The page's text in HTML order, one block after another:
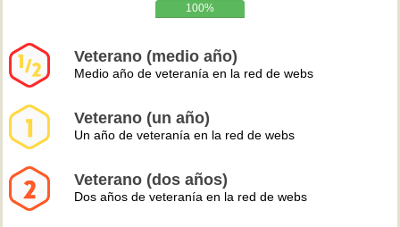
100%
Veterano (medio año)
Medio año de veteranía en la red de webs
Veterano (un año)
Un año de veteranía en la red de webs
Veterano (dos años)
Dos años de veteranía en la red de webs